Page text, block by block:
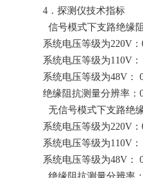
4．探测仪技术指标
信号模式下支路绝缘
系统电压等级为220V
系统电压等级为110V
系统电压等级为48V：
绝缘阻抗测量分辨率：
无信号模式下支路绝
系统电压等级为220V
系统电压等级为110V
系统电压等级为48V：